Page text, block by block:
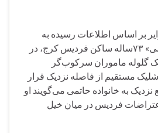
ایران وایر بر اساس اطلاعات رسیده به
ایران‌وایر، «صغری حاتمی» ۷۳ساله ساکن فردیس کرج، در
با شلیک گلوله ماموران سرکوب‌گر
مستقیم از فاصله نزدیک قرار
به خانواده حاتمی می‌گویند او
فردیس در میان خیل